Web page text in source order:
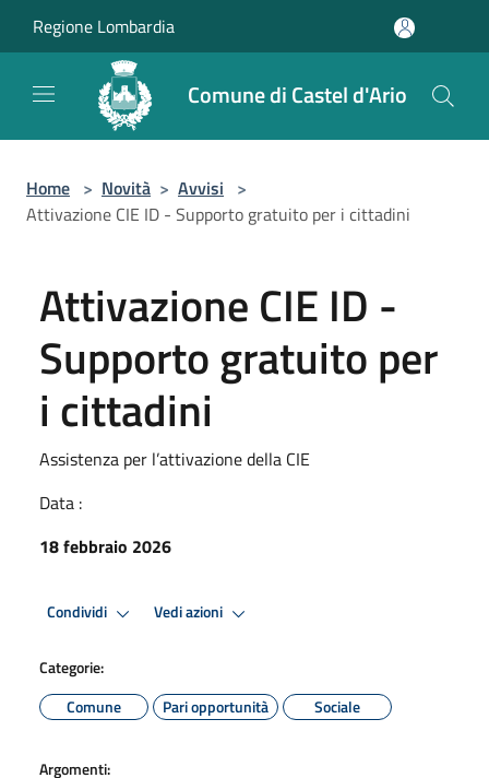
Regione Lombardia
Comune di Castel d'Ario
Home > Novità > Avvisi >
Attivazione CIE ID - Supporto gratuito per i cittadini
Attivazione CIE ID -
Supporto gratuito per
i cittadini
Assistenza per l’attivazione della CIE
Data :
18 febbraio 2026
Condividi Vedi azioni
Categorie:
Comune
Pari opportunità Sociale
Argomenti: